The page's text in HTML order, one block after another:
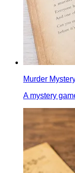
Murder
A mystery